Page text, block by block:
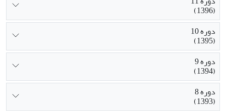
(1396)
دوره 10
(1395)
دوره 9
(1394)
دوره 8
(1393)